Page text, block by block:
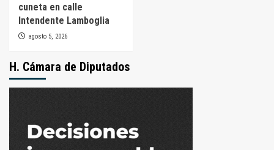
cuneta en calle
Intendente Lamboglia
agosto 5, 2026
H. Cámara de Diputados